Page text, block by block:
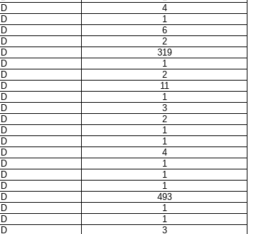
D
4
D
1
D
6
D
2
D
319
D
1
D
2
D
11
D
1
D
3
D
2
D
1
D
1
D
4
D
1
D
1
D
1
D
493
D
1
D
1
D
3